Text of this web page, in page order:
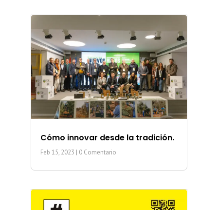
Cómo innovar desde la tradición.
Feb 15, 2023 | 0 Comentario